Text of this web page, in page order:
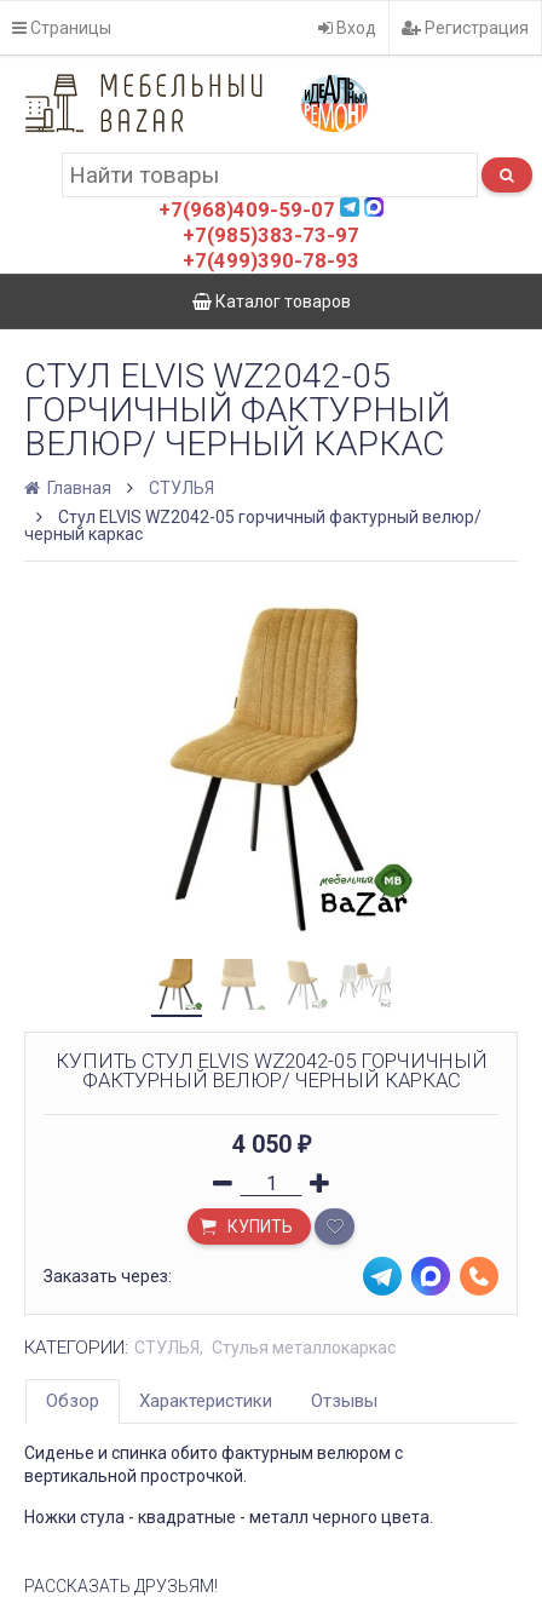
Страницы Вход Регистрация
+7(968)409-59-07
+7(985)383-73-97
+7(499)390-78-93
Каталог товаров
СТУЛ ELVIS WZ2042-05
ГОРЧИЧНЫЙ ФАКТУРНЫЙ
ВЕЛЮР/ ЧЕРНЫЙ КАРКАС
Главная
СТУЛЬЯ
Стул ELVIS WZ2042-05 горчичный фактурный велюр/
черный каркас
КУПИТЬ СТУЛ ELVIS WZ2042-05 ГОРЧИЧНЫЙ
ФАКТУРНЫЙ ВЕЛЮР/ ЧЕРНЫЙ КАРКАС
4 050 ₽
КУПИТЬ
Заказать через:
КАТЕГОРИИ: СТУЛЬЯ Стулья металлокаркас
Обзор Характеристики Отзывы
Сиденье и спинка обито фактурным велюром с
вертикальной прострочкой.
Ножки стула - квадратные - металл черного цвета.
РАССКАЗАТЬ ДРУЗЬЯМ!